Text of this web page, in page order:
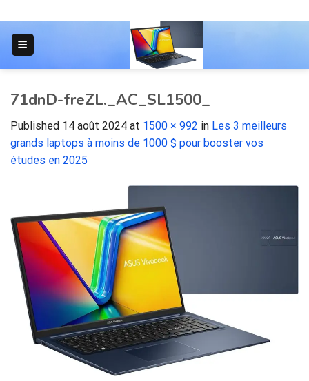
to
content
71dnD-freZL._AC_SL1500_
Published 14 août 2024 at 1500 × 992 in Les 3 meilleurs
grands laptops à moins de 1000 $ pour booster vos
études en 2025